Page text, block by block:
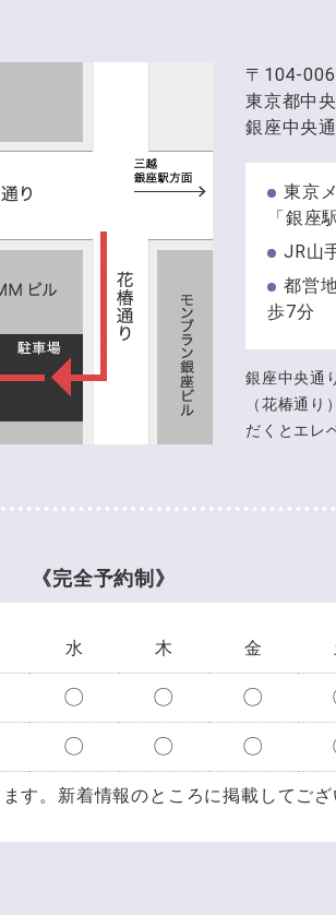
〒104-
東京都中
銀座中央
東京
「銀座
JR山
都営
歩7分
銀座中央通
（花椿通
だくとエレ
《完全予約制》
水 木 金
〇 〇 〇
〇 〇 〇
す。 新着情報のところに掲載してござ